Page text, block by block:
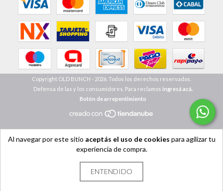
Al navegar por este sitio aceptás el uso de cookies para agilizar tu
experiencia de compra.
ENTENDIDO
Copyright OLD BUNCH - 2026. Todos los derechos reservados.
Defensa de las y los consumidores. Para reclamos ingresá acá.
Botón de arrepentimiento